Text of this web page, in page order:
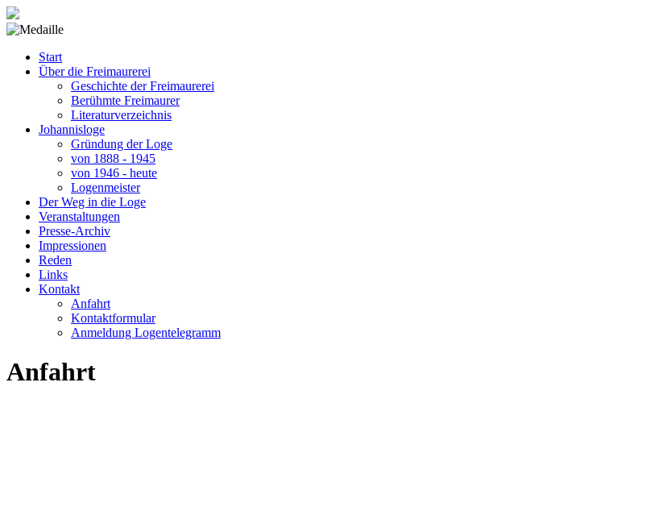
Start
Über die Freimaurerei
Geschichte der Freimaurerei
Berühmte Freimaurer
Literaturverzeichnis
Johannisloge
Gründung der Loge
von 1888 - 1945
von 1946 - heute
Logenmeister
Der Weg in die Loge
Veranstaltungen
Presse-Archiv
Impressionen
Reden
Links
Kontakt
Anfahrt
Kontaktformular
Anmeldung Logentelegramm
Anfahrt